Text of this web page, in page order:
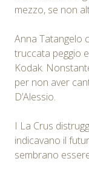
mezzo, se non
Anna Tatangelo
truccata peggio
Kodak.
per non aver
D’Alessio.
I La Crus
indicavano il
sembrano